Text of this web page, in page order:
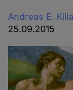
Andreas E.
25.09.2015